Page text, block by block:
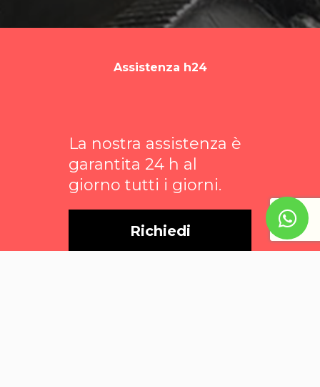
Assistenza h24
La nostra assistenza è
garantita 24 h al
giorno tutti i giorni.
Richiedi